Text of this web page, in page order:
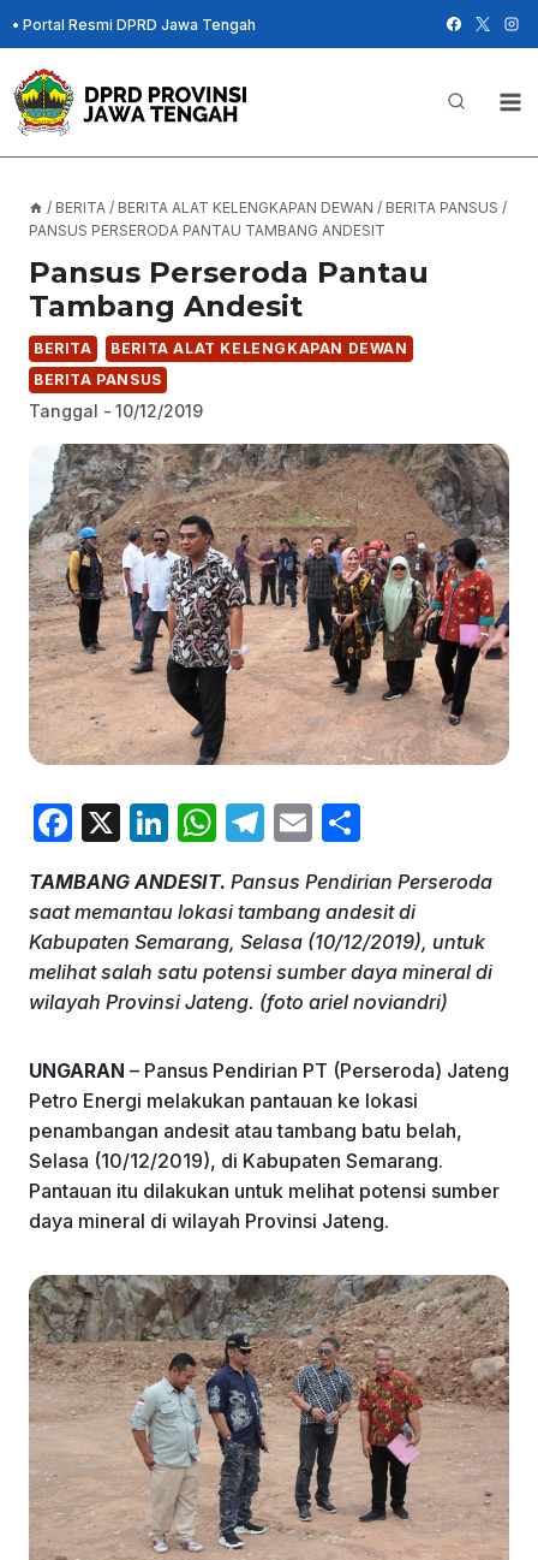
Skip
to
content
• Portal Resmi DPRD Jawa Tengah
/ BERITA / BERITA ALAT KELENGKAPAN DEWAN / BERITA PANSUS /
PANSUS PERSERODA PANTAU TAMBANG ANDESIT
Pansus Perseroda Pantau
Tambang Andesit
BERITA
BERITA ALAT KELENGKAPAN DEWAN
BERITA PANSUS
Tanggal - 10/12/2019
F
c
e
b
o
o
k
X
Li
k
e
dI
n
W
at
s
A
p
p
T
e
gr
a
m
E
ai
l
ar
e
TAMBANG ANDESIT. Pansus Pendirian Perseroda
saat memantau lokasi tambang andesit di
Kabupaten Semarang, Selasa (10/12/2019), untuk
melihat salah satu potensi sumber daya mineral di
wilayah Provinsi Jateng. (foto ariel noviandri)
UNGARAN – Pansus Pendirian PT (Perseroda) Jateng
Petro Energi melakukan pantauan ke lokasi
penambangan andesit atau tambang batu belah,
Selasa (10/12/2019), di Kabupaten Semarang.
Pantauan itu dilakukan untuk melihat potensi sumber
daya mineral di wilayah Provinsi Jateng.